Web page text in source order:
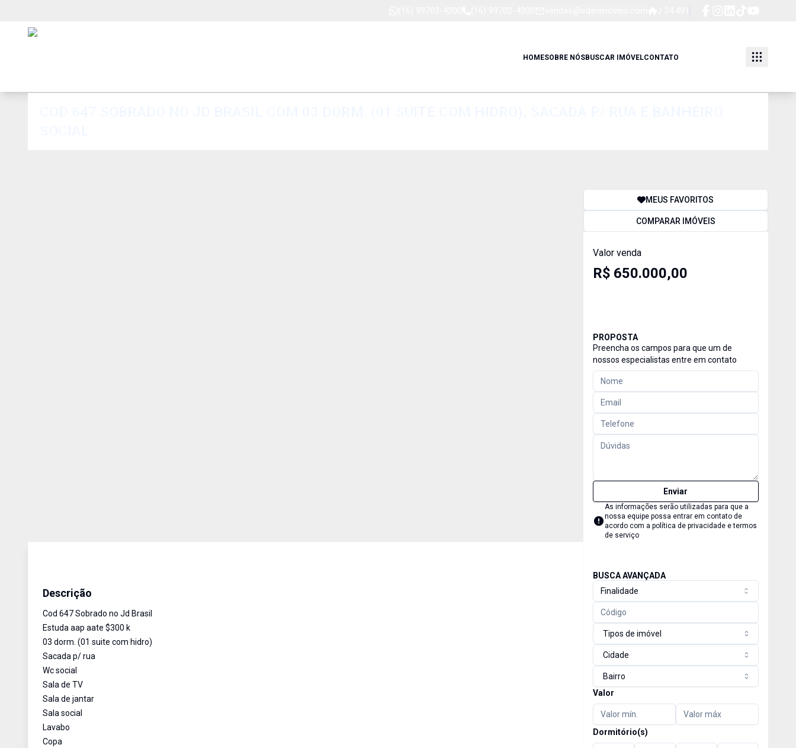
HOMESOBRE NÓSBUSCAR IMÓVELCONTATO
Descrição
Cod 647 Sobrado no Jd Brasil
Estuda aap aate $300 k
03 dorm. (01 suite com hidro)
Sacada p/ rua
Wc social
Sala de TV
Sala de jantar
Sala social
Lavabo
Copa
MEUS FAVORITOS
COMPARAR IMÓVEIS
Valor venda
R$ 650.000,00
PROPOSTA
Preencha os campos para que um de
nossos especialistas entre em contato
Enviar
As informações serão utilizadas para que a
nossa equipe possa entrar em contato de
acordo com a política de privacidade e termos
de serviço
BUSCA AVANÇADA
Finalidade
Tipos de imóvel
Cidade
Bairro
Valor
Dormitório(s)